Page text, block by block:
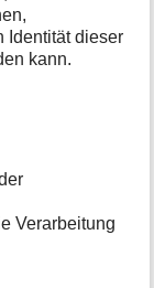
Identität dieser
kann.
Verarbeitung